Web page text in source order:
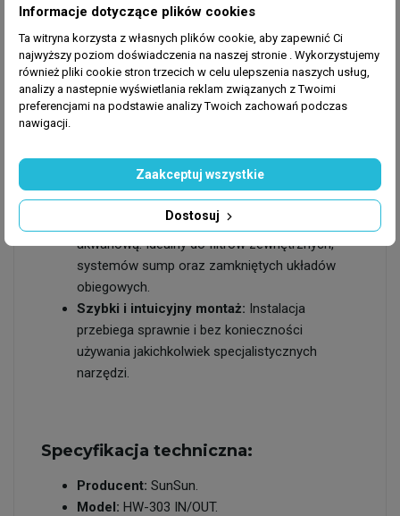
Kompletny zestaw IN/OUT:Elementy dopływu
(ssące) i odpływu (tłoczące) wody w jednym
opakowaniu, co ułatwia kompleksową
konfigurację instalacji od podstaw.
Precyzyjne sterowanie przepływem:
Ergonomiczna konstrukcja złączy umożliwia
kontrolę nad kierunkiem i siłą strumienia wody.
Trwałość i uniwersalność:Wykonany z
solidnego tworzywa sztucznego, całkowicie
odpornego na korozję, wilgoć oraz chemię
akwariową. Idealny do filtrów zewnętrznych,
systemów sump oraz zamkniętych układów
obiegowych.
Szybki i intuicyjny montaż: Instalacja
przebiega sprawnie i bez konieczności
używania jakichkolwiek specjalistycznych
narzędzi.
Specyfikacja techniczna:
Producent: SunSun.
Model: HW-303 IN/OUT.
Informacje dotyczące plików cookies
Ta witryna korzysta z własnych plików cookie, aby zapewnić Ci
najwyższy poziom doświadczenia na naszej stronie . Wykorzystujemy
również pliki cookie stron trzecich w celu ulepszenia naszych usług,
analizy a nastepnie wyświetlania reklam związanych z Twoimi
preferencjami na podstawie analizy Twoich zachowań podczas
nawigacji.
Dostosuj
Zaakceptuj wszystkie